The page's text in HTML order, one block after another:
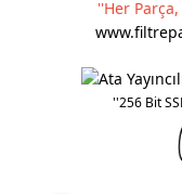
''Her
''256 Bit